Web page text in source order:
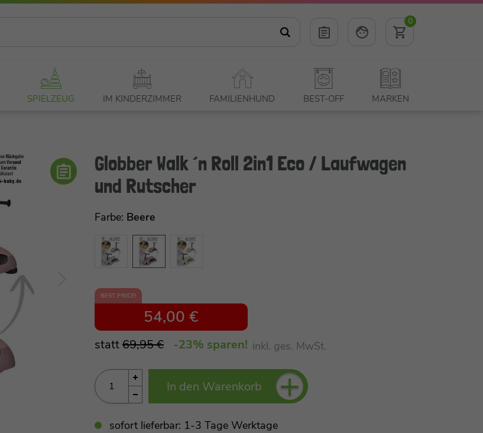
0
SPIELZEUG IM KINDERZIMMER FAMILIENHUND BEST-OFF MARKEN
Globber Walk ´n Roll 2in1 Eco / Laufwagen
und Rutscher
Farbe: Beere
BEST PRICE!
54,00 €
statt69,95 € -23% sparen! inkl. ges. MwSt.
In den Warenkorb +
sofort lieferbar: 1-3 Tage Werktage